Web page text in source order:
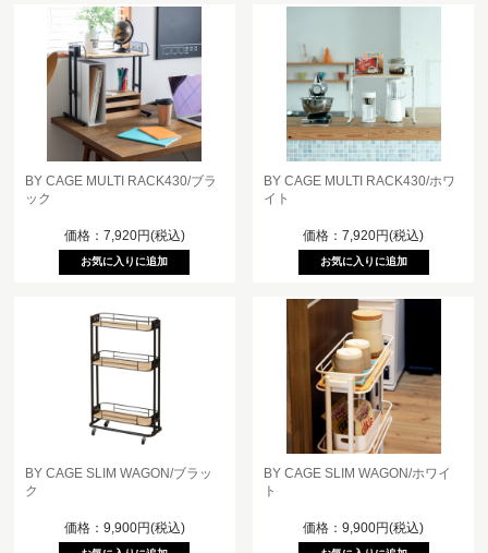
BY CAGE MULTI RACK430/ブラ
ック
価格：7,920円(税込)
BY CAGE MULTI RACK430/ホワ
イト
価格：7,920円(税込)
BY CAGE SLIM WAGON/ブラッ
ク
価格：9,900円(税込)
BY CAGE SLIM WAGON/ホワイ
ト
価格：9,900円(税込)